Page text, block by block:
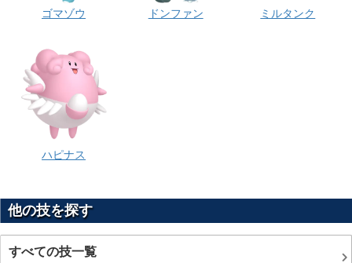
ゴマゾウ ドンファン ミルタンク
ハピナス
他の技を探す
すべての技一覧